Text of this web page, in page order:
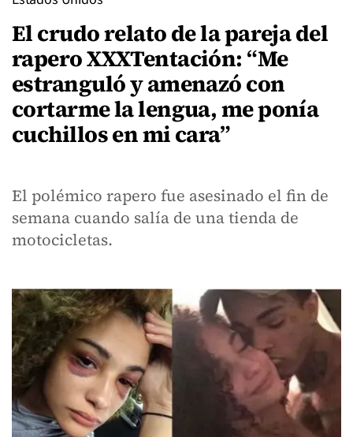
El crudo relato de la pareja del
rapero XXXTentación: “Me
estranguló y amenazó con
cortarme la lengua, me ponía
cuchillos en mi cara”
El polémico rapero fue asesinado el fin de
semana cuando salía de una tienda de
motocicletas.